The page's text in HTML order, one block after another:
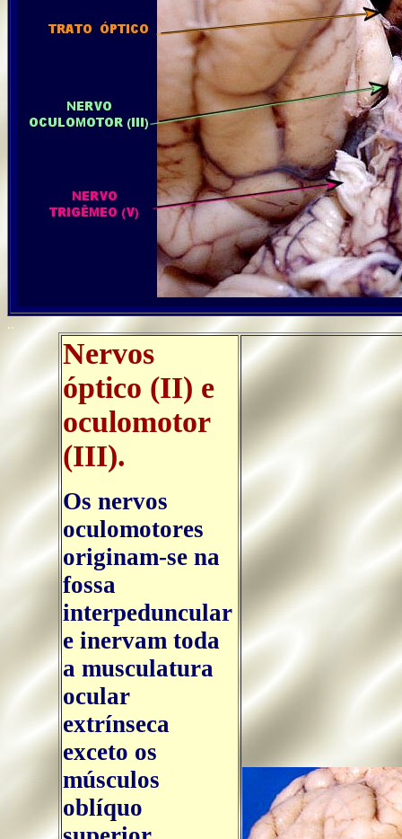
..
Nervos
óptico (II) e
oculomotor
(III).
Os nervos
oculomotores
originam-se na
fossa
interpeduncular
e inervam toda
a musculatura
ocular
extrínseca
exceto os
músculos
oblíquo